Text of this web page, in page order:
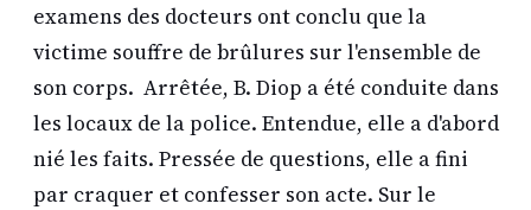
examens des docteurs ont conclu que la
victime souffre de brûlures sur l'ensemble de
son corps. Arrêtée, B. Diop a été conduite dans
les locaux de la police. Entendue, elle a d'abord
nié les faits. Pressée de questions, elle a fini
par craquer et confesser son acte. Sur le